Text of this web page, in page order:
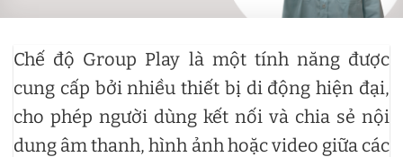
Chế độ Group Play là một tính năng được
cung cấp bởi nhiều thiết bị di động hiện đại,
cho phép người dùng kết nối và chia sẻ nội
dung âm thanh, hình ảnh hoặc video giữa các